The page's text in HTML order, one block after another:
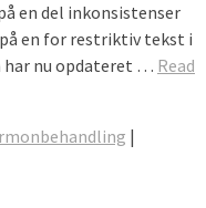
en del inkonsistenser
en for restriktiv tekst i
nu opdateret … Read
|